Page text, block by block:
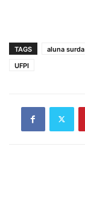
TAGS aluna surda
UFPI